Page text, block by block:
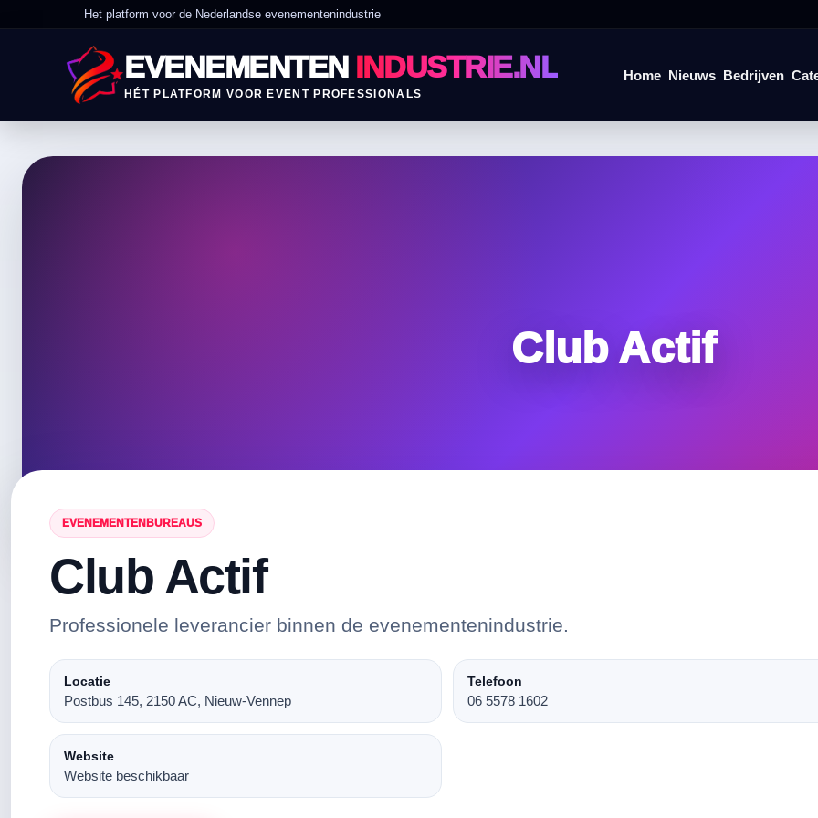
Het platform voor de Nederlandse evenementenindustrie
EVENEMENTEN INDUSTRIE.NL
HÉT PLATFORM VOOR EVENT PROFESSIONALS
Home Nieuws Bedrijven
Club Actif
EVENEMENTENBUREAUS
Club Actif
Professionele leverancier binnen de evenementenindustrie.
Locatie
Postbus 145, 2150 AC, Nieuw-Vennep
Telefoon
06 5578 1602
Website
Website beschikbaar